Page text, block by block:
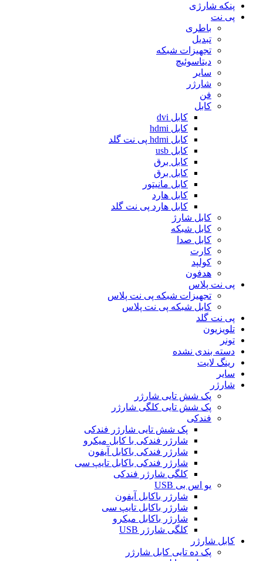
پنکه شارژی
پی نت
باطری
تبدیل
تجهیزات شبکه
دیتاسوئیچ
سایر
شارژر
فن
کابل
کابل dvi
کابل hdmi
کابل hdmi پی نت گلد
کابل usb
کابل برق
کابل برق
کابل مانیتور
کابل هارد
کابل هارد پی نت گلد
کابل شارژ
کابل شبکه
کابل صدا
کارت
کولپد
هدفون
پی نت پلاس
تجهیزات شبکه پی نت پلاس
کابل شبکه پی نت پلاس
پی نت گلد
تلویزیون
تونر
دسته بندی نشده
رینگ لایت
سایر
شارژر
پک شش تایی شارژر
پک شش تایی کلگی شارژر
فندکی
پک شش تایی شارژر فندکی
شارژر فندکی با کابل میکرو
شارژر فندکی باکابل آیفون
شارژر فندکی باکابل تایپ سی
کلگی شارژر فندکی
یو اس بی USB
شارژر باکابل آیفون
شارژر باکابل تایپ سی
شارژر باکابل میکرو
کلگی شارژر USB
کابل شارژر
پک ده تایی کابل شارژر